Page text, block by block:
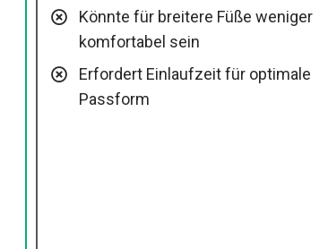
Könnte für breitere Füße weniger
komfortabel sein
Erfordert Einlaufzeit für optimale
Passform